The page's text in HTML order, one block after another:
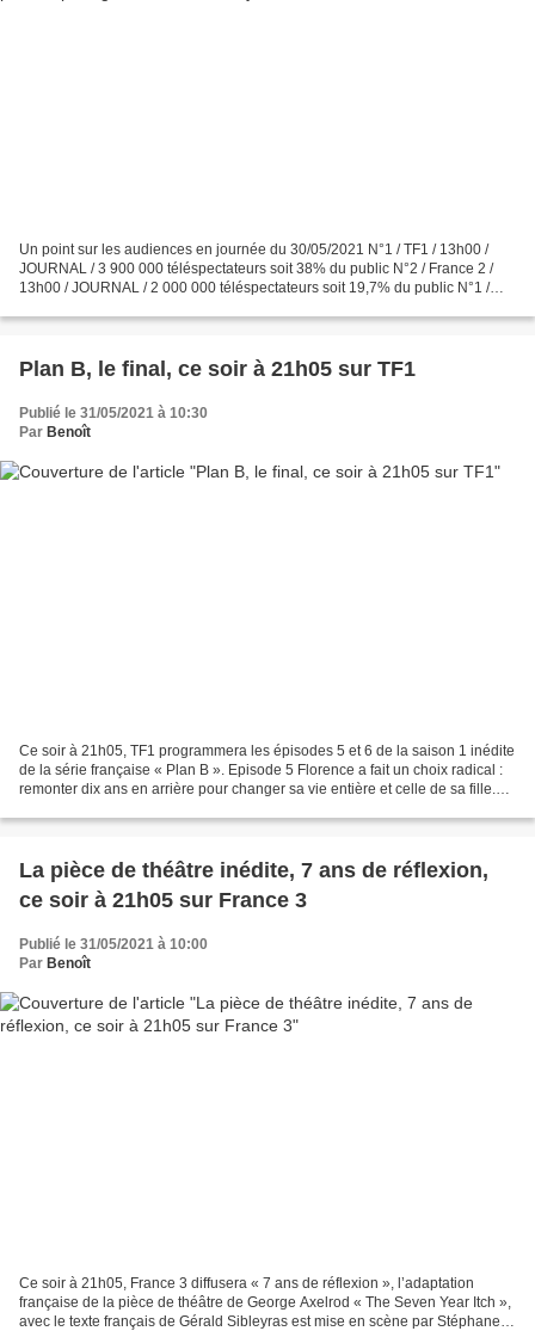
Un point sur les audiences en journée du 30/05/2021 N°1 / TF1 / 13h00 /
JOURNAL / 3 900 000 téléspectateurs soit 38% du public N°2 / France 2 /
13h00 / JOURNAL / 2 000 000 téléspectateurs soit 19,7% du public N°1 /
Plan B, le final, ce soir à 21h05 sur TF1
Publié le 31/05/2021 à 10:30
Par Benoît
Ce soir à 21h05, TF1 programmera les épisodes 5 et 6 de la saison 1 inédite
de la série française « Plan B ». Episode 5 Florence a fait un choix radical :
remonter dix ans en arrière pour changer sa vie entière et celle de sa fille.
La pièce de théâtre inédite, 7 ans de réflexion,
ce soir à 21h05 sur France 3
Publié le 31/05/2021 à 10:00
Par Benoît
Ce soir à 21h05, France 3 diffusera « 7 ans de réflexion », l’adaptation
française de la pièce de théâtre de George Axelrod « The Seven Year Itch »,
avec le texte français de Gérald Sibleyras est mise en scène par Stéphane